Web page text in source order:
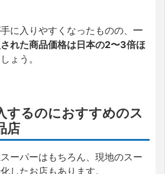
に入りやすくなったものの、 一
れた商品価格は日本の2〜3倍ほ
ょう。
するのにおすすめのス
店
ーパーはもちろん、現地のスー
したお店もあります。